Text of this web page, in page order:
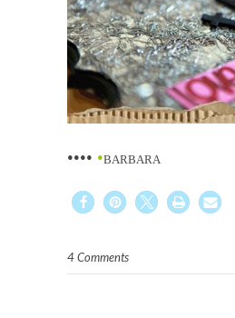
•••• •BARBARA
4 Comments